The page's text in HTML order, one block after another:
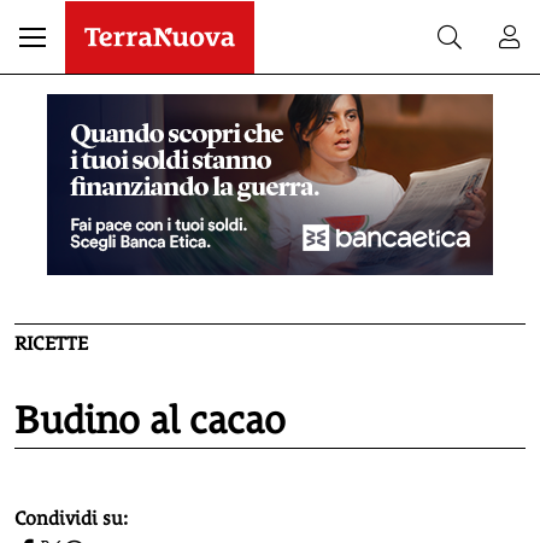
RICETTE
Budino al cacao
homepage h2
Condividi su: